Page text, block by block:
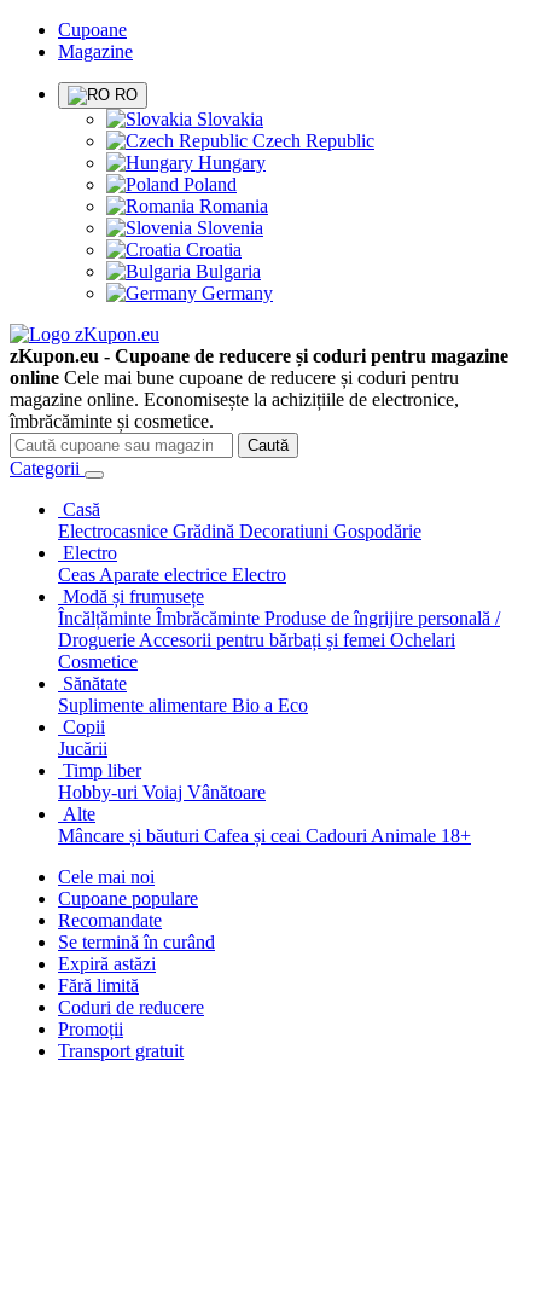
Cupoane
Magazine
RO
Slovakia
Czech Republic
Hungary
Poland
Romania
Slovenia
Croatia
Bulgaria
Germany
zKupon.eu - Cupoane de reducere și coduri pentru magazine
online Cele mai bune cupoane de reducere și coduri pentru
magazine online. Economisește la achizițiile de electronice,
îmbrăcăminte și cosmetice.
Caută
Categorii
Casă
Electrocasnice Grădină Decoratiuni Gospodărie
Electro
Ceas Aparate electrice Electro
Modă și frumusețe
Încălțăminte Îmbrăcăminte Produse de îngrijire personală /
Droguerie Accesorii pentru bărbați și femei Ochelari
Cosmetice
Sănătate
Suplimente alimentare Bio a Eco
Copii
Jucării
Timp liber
Hobby-uri Voiaj Vânătoare
Alte
Mâncare și băuturi Cafea și ceai Cadouri Animale 18+
Cele mai noi
Cupoane populare
Recomandate
Se termină în curând
Expiră astăzi
Fără limită
Coduri de reducere
Promoții
Transport gratuit